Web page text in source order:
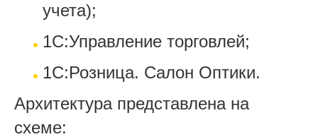
учета);
1С:Управление торговлей;
1С:Розница. Салон Оптики.
Архитектура представлена на
схеме: